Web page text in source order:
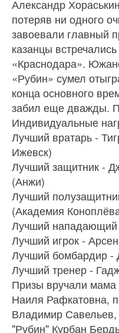
Александр
потеряв ни одного
завоевали главный
казанцы
«Краснодара».
«Рубин» сумел
конца основного
забил еще дважды.
Индивидуальные
Лучший вратарь -
Ижевск)
Лучший защитник -
(Анжи)
Лучший
(Академия
Лучший
Лучший игрок -
Лучший бомбардир -
Лучший тренер -
Призы вручали
Наиля Рафкатовна,
Владимир
"Рубин" Курбан